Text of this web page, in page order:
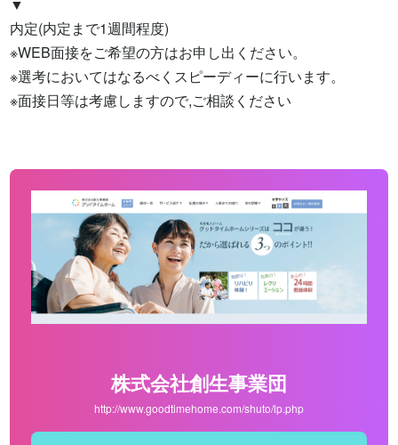
▼
内定(内定まで1週間程度)
※WEB面接をご希望の方はお申し出ください。
※選考においてはなるべくスピーディーに行います。
※面接日等は考慮しますので,ご相談ください
株式会社創生事業団
http://www.goodtimehome.com/shuto/lp.php